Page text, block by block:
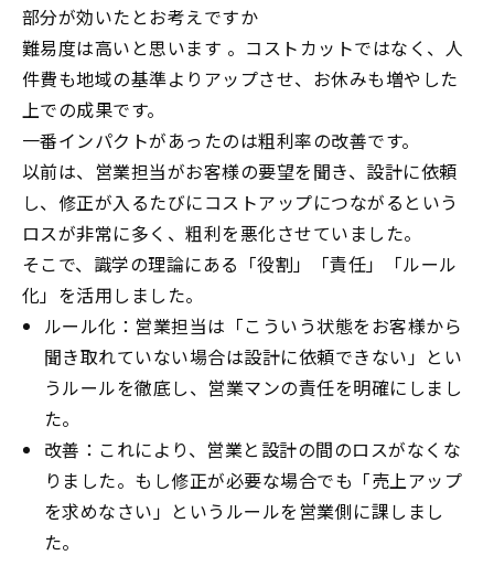
部分が効いたとお考えですか
難易度は高いと思います 。コストカットではなく、人
件費も地域の基準よりアップさせ、お休みも増やした
上での成果です。
一番インパクトがあったのは粗利率の改善です。
以前は、営業担当がお客様の要望を聞き、設計に依頼
し、修正が入るたびにコストアップにつながるという
ロスが非常に多く、粗利を悪化させていました。
そこで、識学の理論にある「役割」「責任」「ルール
化」を活用しました。
ルール化：営業担当は「こういう状態をお客様から
聞き取れていない場合は設計に依頼できない」とい
うルールを徹底し、営業マンの責任を明確にしまし
た。
改善：これにより、営業と設計の間のロスがなくな
りました。もし修正が必要な場合でも「売上アップ
を求めなさい」というルールを営業側に課しまし
た。